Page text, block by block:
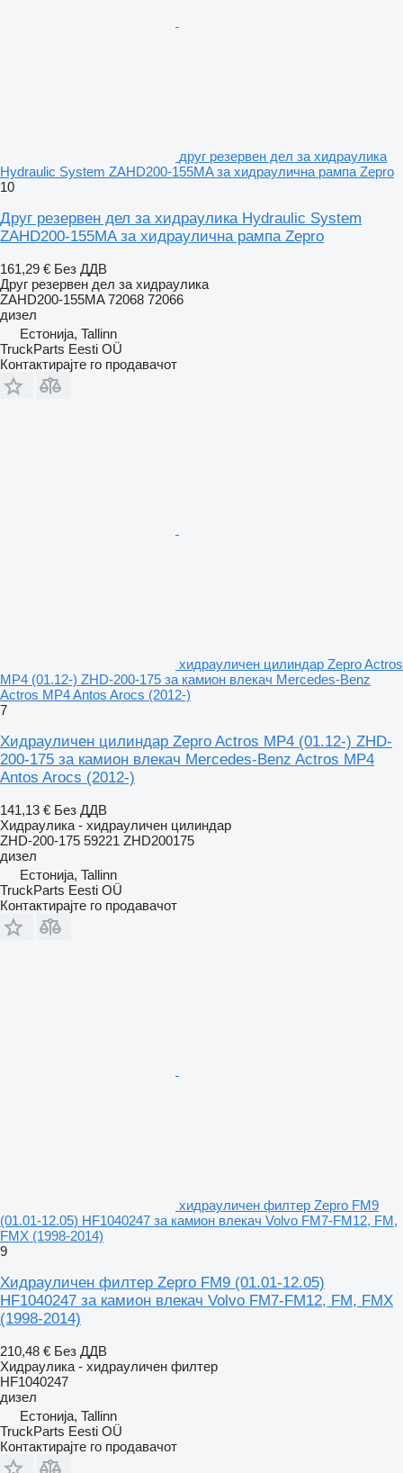
друг резервен дел за хидраулика
Hydraulic System ZAHD200-155MA за хидраулична рампа Zepro
10
Друг резервен дел за хидраулика Hydraulic System
ZAHD200-155MA за хидраулична рампа Zepro
161,29 € Без ДДВ
Друг резервен дел за хидраулика
ZAHD200-155MA 72068 72066
дизел
Естонија, Tallinn
TruckParts Eesti OÜ
Контактирајте го продавачот
хидрауличен цилиндар Zepro Actros
MP4 (01.12-) ZHD-200-175 за камион влекач Mercedes-Benz
Actros MP4 Antos Arocs (2012-)
7
Хидрауличен цилиндар Zepro Actros MP4 (01.12-) ZHD-
200-175 за камион влекач Mercedes-Benz Actros MP4
Antos Arocs (2012-)
141,13 € Без ДДВ
Хидраулика - хидрауличен цилиндар
ZHD-200-175 59221 ZHD200175
дизел
Естонија, Tallinn
TruckParts Eesti OÜ
Контактирајте го продавачот
хидрауличен филтер Zepro FM9
(01.01-12.05) HF1040247 за камион влекач Volvo FM7-FM12, FM,
FMX (1998-2014)
9
Хидрауличен филтер Zepro FM9 (01.01-12.05)
HF1040247 за камион влекач Volvo FM7-FM12, FM, FMX
(1998-2014)
210,48 € Без ДДВ
Хидраулика - хидрауличен филтер
HF1040247
дизел
Естонија, Tallinn
TruckParts Eesti OÜ
Контактирајте го продавачот